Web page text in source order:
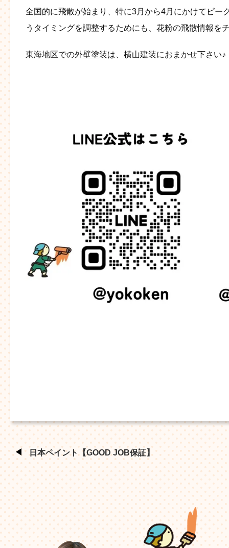
全国的に飛散が始まり、特に3月から4月にかけてピー
うタイミングを調整するためにも、花粉の飛散情報を
東海地区での外壁塗装は、横山建装におまかせ下さい♪
日本ペイント【GOOD JOB保証】